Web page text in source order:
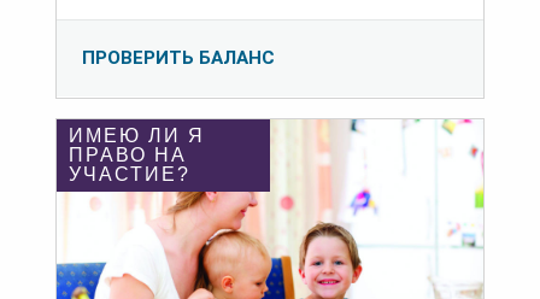
ПРОВЕРИТЬ БАЛАНС
ИМЕЮ ЛИ Я
ПРАВО НА
УЧАСТИЕ?